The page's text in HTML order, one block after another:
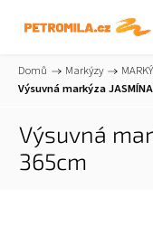
Domů / Markýzy /
Výsuvná markýza
Výsuvná
365cm